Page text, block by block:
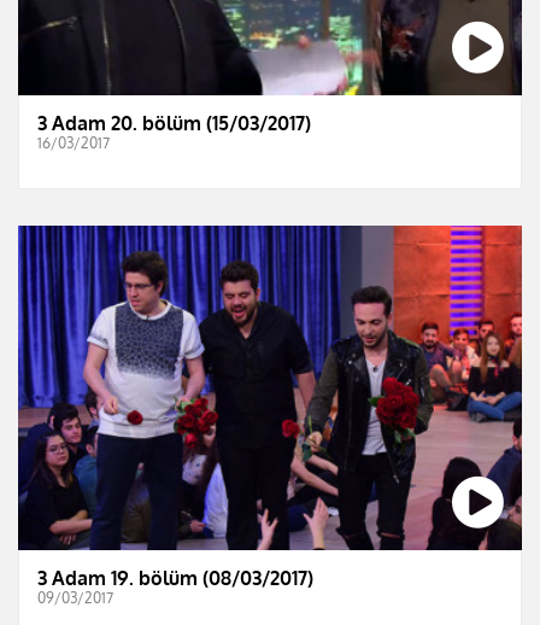
3 Adam 20. bölüm (15/03/2017)
16/03/2017
3 Adam 19. bölüm (08/03/2017)
09/03/2017